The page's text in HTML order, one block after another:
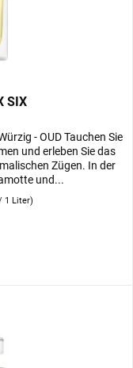
SIX
- OUD Tauchen Sie
und erleben Sie das
Zügen. In der
und...
1 Liter)